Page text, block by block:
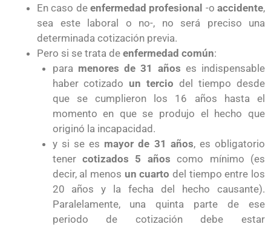
En caso deenfermedad profesional -oaccidente,
sea este laboral o no-, no será preciso una
determinada cotización previa.
Pero si se trata de enfermedad común:
para menores de 31 años es indispensable
haber cotizado un tercio del tiempo desde
que se cumplieron los 16 años hasta el
momento en que se produjo el hecho que
originó la incapacidad.
y si se es mayor de 31 años, es obligatorio
tener cotizados 5 añoscomo mínimo (es
decir, al menos un cuarto del tiempo entre los
20 años y la fecha del hecho causante).
Paralelamente, una quinta parte de ese
periodo de cotización debe estar